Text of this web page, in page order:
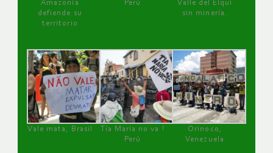
Amazonía
defiende su
territorio
Perú
Valle del Elqui
sin minería.
Vale mata, Brasil
Tía María no va !
Perú
Orinoco,
Venezuela